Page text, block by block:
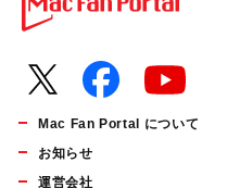
Mac Fan Portal について
お知らせ
運営会社